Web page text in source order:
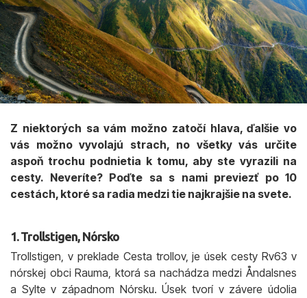
Z niektorých sa vám možno zatočí hlava, ďalšie vo
vás možno vyvolajú strach, no všetky vás určite
aspoň trochu podnietia k tomu, aby ste vyrazili na
cesty. Neveríte? Poďte sa s nami previezť po 10
cestách, ktoré sa radia medzi tie najkrajšie na svete.
1. Trollstigen, Nórsko
Trollstigen, v preklade Cesta trollov, je úsek cesty Rv63 v
nórskej obci Rauma, ktorá sa nachádza medzi Åndalsnes
a Sylte v západnom Nórsku. Úsek tvorí v závere údolia